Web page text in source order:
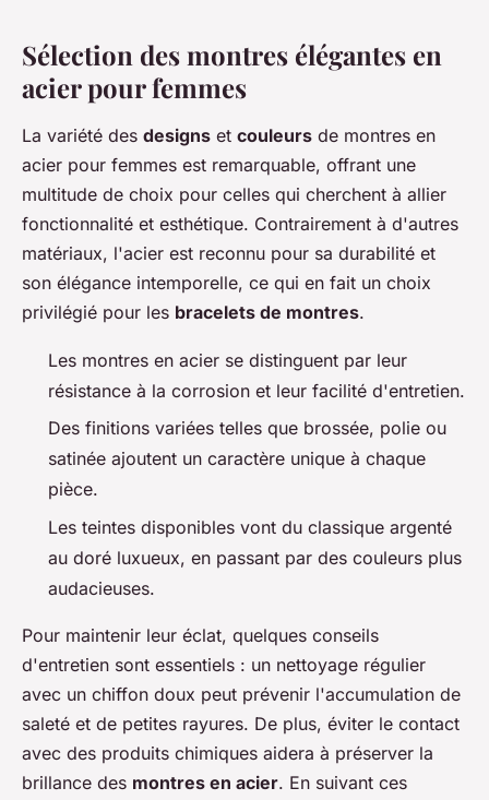
Sélection des montres élégantes en
acier pour femmes
La variété des designs et couleurs de montres en
acier pour femmes est remarquable, offrant une
multitude de choix pour celles qui cherchent à allier
fonctionnalité et esthétique. Contrairement à d'autres
matériaux, l'acier est reconnu pour sa durabilité et
son élégance intemporelle, ce qui en fait un choix
privilégié pour les bracelets de montres.
Les montres en acier se distinguent par leur
résistance à la corrosion et leur facilité d'entretien.
Des finitions variées telles que brossée, polie ou
satinée ajoutent un caractère unique à chaque
pièce.
Les teintes disponibles vont du classique argenté
au doré luxueux, en passant par des couleurs plus
audacieuses.
Pour maintenir leur éclat, quelques conseils
d'entretien sont essentiels : un nettoyage régulier
avec un chiffon doux peut prévenir l'accumulation de
saleté et de petites rayures. De plus, éviter le contact
avec des produits chimiques aidera à préserver la
brillance des montres en acier. En suivant ces